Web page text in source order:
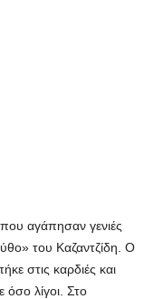
που αγάπησαν γενιές
του Καζαντζίδη. Ο
στις καρδιές και
λίγοι. Στο